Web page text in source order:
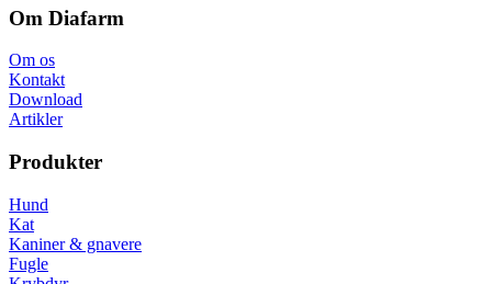
Om Diafarm
Om os
Kontakt
Download
Artikler
Produkter
Hund
Kat
Kaniner & gnavere
Fugle